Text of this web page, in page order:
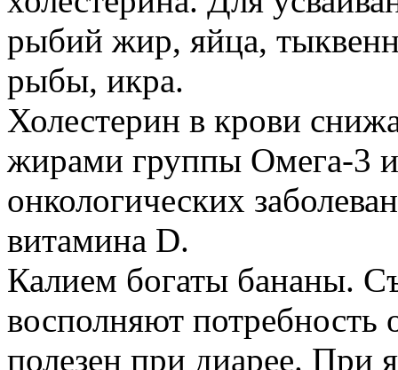
рыбий жир, яйца,
рыбы, икра.
Холестерин в крови
жирами группы Омега-3
онкологических
витамина D.
Калием богаты бананы.
восполняют потребность
полезен при диарее. При